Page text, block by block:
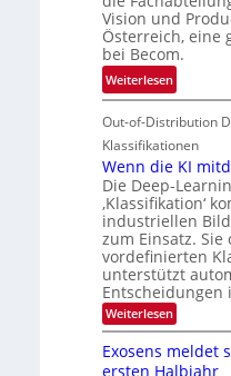
h
k
e
i
t
e
i
n
V
I
S
I
O
N
T
e
c
h
T
a
l
k
s
e
d
T
o
u
r
a
u
f
d
e
r
V
I
S
I
Vision und
Österreich, eine
bei Becom.
Weiterlesen:
T
a
g
u
n
g
z
u
E
l
e
k
t
Out-of-Distribution
Klassifikationen
Wenn die KI
Die Deep-
‚Klassifikation‘
industriellen
zum Einsatz.
vordefinierten
unterstützt
Entscheidungen
Weiterlesen:
W
n
Exosens meldet
ersten Halbjahr